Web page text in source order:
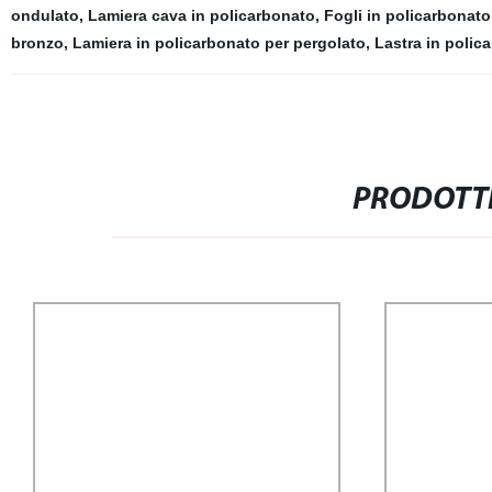
ondulato, Lamiera cava in policarbonato, Fogli in
bronzo, Lamiera in policarbonato per pergolato, Lastra in